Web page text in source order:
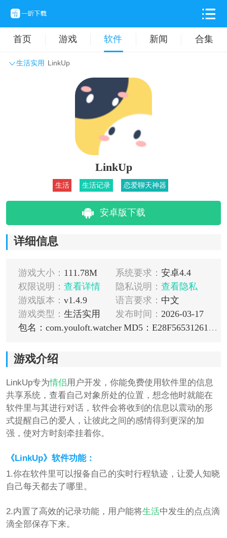
首页 游戏 软件 新闻 合集
生活实用 LinkUp
主题壁纸 旅游出行
拍摄美化
LinkUp
生活 生活记录 恋爱聊天神器
安卓版下载
详细信息
游戏大小： 111.78M 系统要求： 安卓4.4
权限说明： 查看详情 隐私说明： 查看隐私
游戏版本： v1.4.9 语言要求： 中文
游戏类型： 生活实用 发布时间： 2026-03-17
包名：com.youloft.watcher
MD5：E28F5653126148EC378DFCEFDD04558A
游戏介绍
LinkUp专为情侣用户开发，你能免费使用软件里的信息
共享系统，查看自己对象所处的位置，想念他时就能在
软件里与其进行对话，软件会将收到的信息以震动的形
式提醒自己的爱人，让彼此之间的感情得到更深的加
强，使对方时刻牵挂着你。
《LinkUp》软件功能：
1.你在软件里可以报备自己的实时行程轨迹，让爱人知晓
自己每天都去了哪里。
2.内置了高效的记录功能，用户能将生活中发生的点点滴
滴全部保存下来。